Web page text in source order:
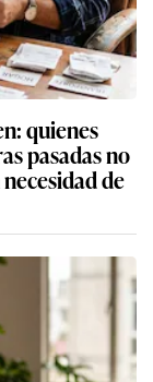
quienes
pasadas no
de